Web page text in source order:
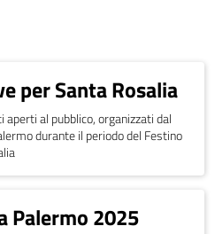
per Santa Rosalia
aperti al pubblico, organizzati dal
durante il periodo del Festino
Palermo 2025